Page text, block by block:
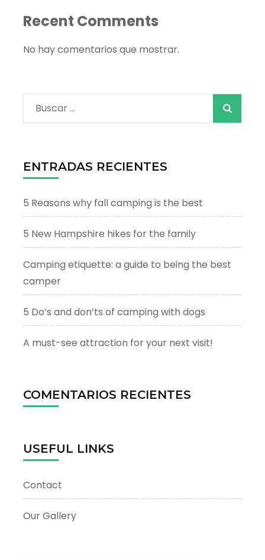
Recent Comments
No hay comentarios que mostrar.
Buscar:
ENTRADAS RECIENTES
5 Reasons why fall camping is the best
5 New Hampshire hikes for the family
Camping etiquette: a guide to being the best
camper
5 Do’s and don’ts of camping with dogs
A must-see attraction for your next visit!
COMENTARIOS RECIENTES
USEFUL LINKS
Contact
Our Gallery